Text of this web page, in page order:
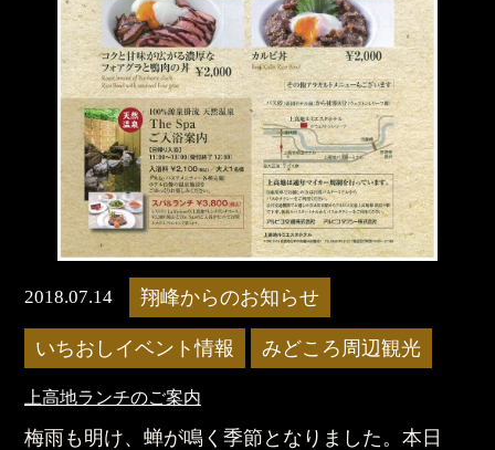
2018.07.14 翔峰からのお知らせ
いちおしイベント情報 みどころ周辺観光
上高地ランチのご案内
梅雨も明け、蝉が鳴く季節となりました。本日